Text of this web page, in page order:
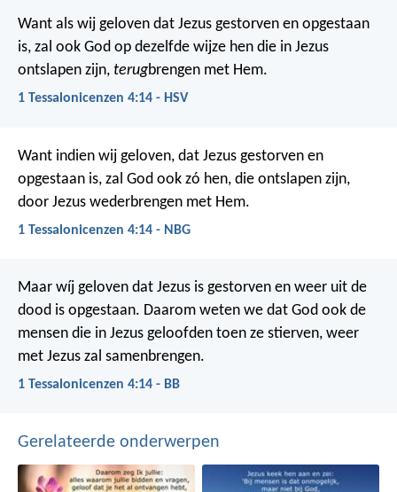
Want als wij geloven dat Jezus gestorven en opgestaan
is, zal ook God op dezelfde wijze hen die in Jezus
ontslapen zijn, terugbrengen met Hem.
1 Tessalonicenzen 4:14 - HSV
Want indien wij geloven, dat Jezus gestorven en
opgestaan is, zal God ook zó hen, die ontslapen zijn,
door Jezus wederbrengen met Hem.
1 Tessalonicenzen 4:14 - NBG
Maar wíj geloven dat Jezus is gestorven en weer uit de
dood is opgestaan. Daarom weten we dat God ook de
mensen die in Jezus geloofden toen ze stierven, weer
met Jezus zal samenbrengen.
1 Tessalonicenzen 4:14 - BB
Gerelateerde onderwerpen